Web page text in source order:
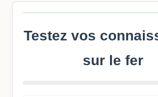
Testez vos
sur le fer